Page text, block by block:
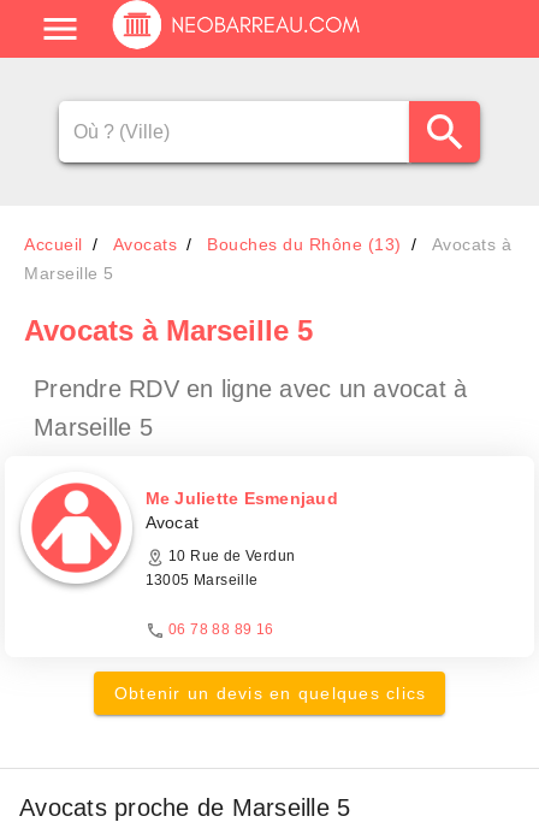
Accueil Avocats Bouches du Rhône (13)
Avocats à
Marseille 5
Avocats à Marseille 5
Prendre RDV en ligne avec un avocat à
Marseille 5
Me Juliette Esmenjaud
Avocat
10 Rue de Verdun
13005 Marseille
06 78 88 89 16
Obtenir un devis en quelques clics
Avocats proche de Marseille 5